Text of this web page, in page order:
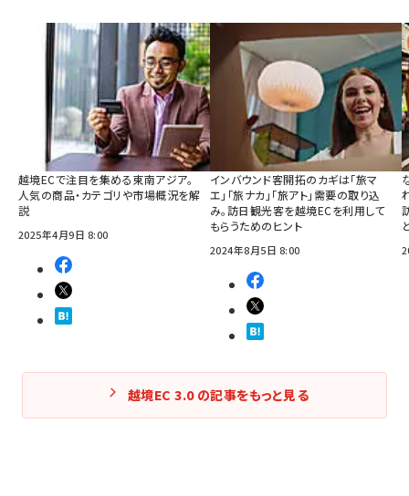
越境ECで注目を集める東南アジア。
人気の商品・カテゴリや市場概況を解
説
2025年4月9日 8:00
インバウンド客開拓のカギは「旅マ
エ」「旅ナカ」「旅アト」需要の取り込
み。訪日観光客を越境ECを利用して
もらうためのヒント
2024年8月5日 8:00
越境EC 3.0 の記事をもっと見る